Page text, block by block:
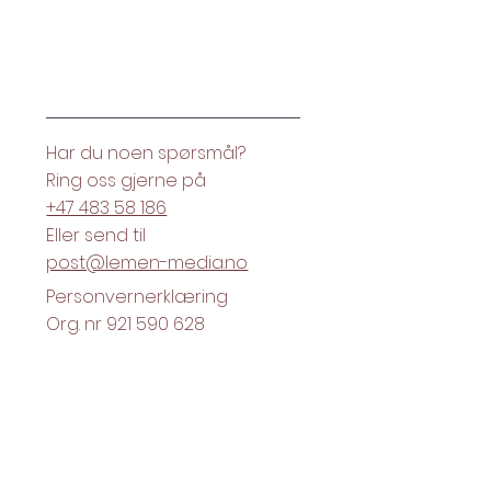
Har du noen spørsmål?
Ring oss gjerne på
+47 483 58 186
Eller send til
post@lemen-media.no
Personvernerklæring
Org. nr 921 590 628